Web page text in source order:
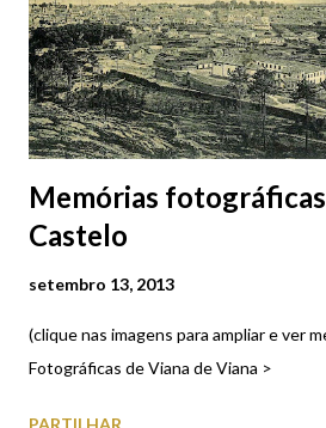
Memórias
Castelo
setembro 13, 2013
(clique nas imagens para ampliar e ver
Fotográficas de Viana de Viana >
PARTILHAR